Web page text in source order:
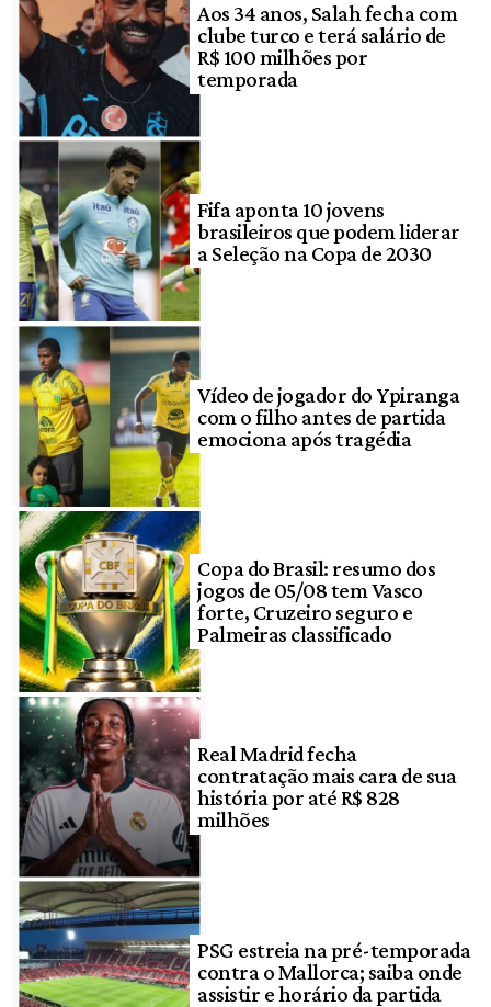
Aos 34 anos, Salah fecha com
clube turco e terá salário de
R$ 100 milhões por
temporada
Fifa aponta 10 jovens
brasileiros que podem liderar
a Seleção na Copa de 2030
Vídeo de jogador do Ypiranga
com o filho antes de partida
emociona após tragédia
Copa do Brasil: resumo dos
jogos de 05/08 tem Vasco
forte, Cruzeiro seguro e
Palmeiras classificado
Real Madrid fecha
contratação mais cara de sua
história por até R$ 828
milhões
PSG estreia na pré-temporada
contra o Mallorca; saiba onde
assistir e horário da partida